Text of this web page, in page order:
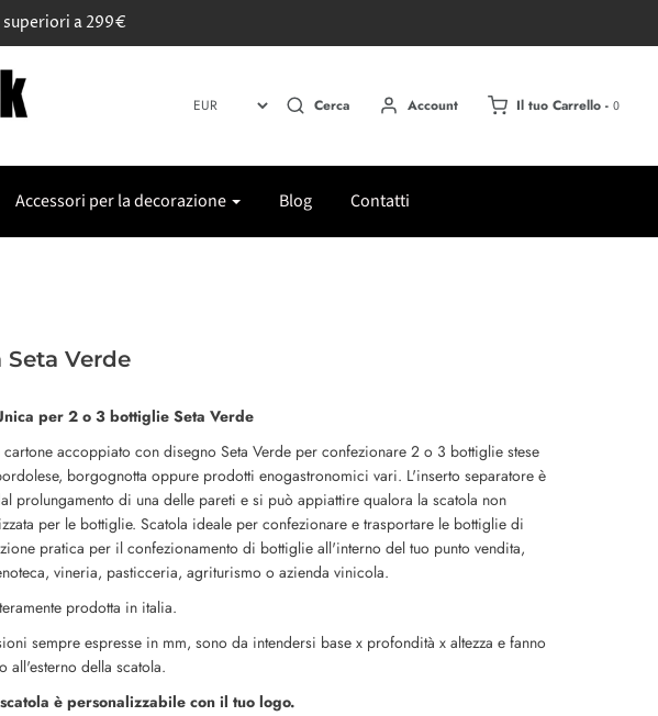
a 299€
Cerca Account Il tuo Carrello - 0
Accessori per la decorazione Blog Contatti
Seta Verde
per 2 o 3 bottiglie Seta Verde
cartone accoppiato con disegno Seta Verde per confezionare 2 o 3 bottiglie stese
borgognotta oppure prodotti enogastronomici vari. L'inserto separatore è
prolungamento di una delle pareti e si può appiattire qualora la scatola non
per le bottiglie. Scatola ideale per confezionare e trasportare le bottiglie di
pratica per il confezionamento di bottiglie all'interno del tuo punto vendita,
vineria, pasticceria, agriturismo o azienda vinicola.
prodotta in italia.
sempre espresse in mm, sono da intendersi base x profondità x altezza e fanno
all'esterno della scatola.
è personalizzabile con il tuo logo.